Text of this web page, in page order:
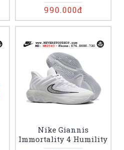
990.000đ
Nike Giannis
Immortality 4 Humility